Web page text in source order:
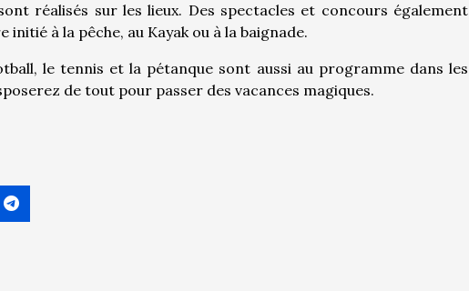
réalisés sur les lieux. Des spectacles et concours également
à la pêche, au Kayak ou à la baignade.
le tennis et la pétanque sont aussi au programme dans les
de tout pour passer des vacances magiques.